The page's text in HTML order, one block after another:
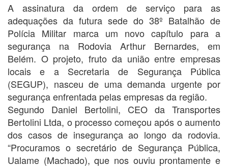
A assinatura da ordem de serviço para as
adequações da futura sede do 38º Batalhão de
Polícia Militar marca um novo capítulo para a
segurança na Rodovia Arthur Bernardes, em
Belém. O projeto, fruto da união entre empresas
locais e a Secretaria de Segurança Pública
(SEGUP), nasceu de uma demanda urgente por
segurança enfrentada pelas empresas da região.
Segundo Daniel Bertolini, CEO da Transportes
Bertolini Ltda, o processo começou após o aumento
dos casos de insegurança ao longo da rodovia.
“Procuramos o secretário de Segurança Pública,
Ualame (Machado), que nos ouviu prontamente e